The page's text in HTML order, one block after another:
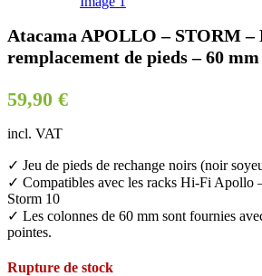
Atacama APOLLO – STORM –
remplacement de pieds – 60
59,90 €
incl. VAT
✓ Jeu de pieds de rechange noirs (noir
✓ Compatibles avec les racks Hi-Fi Apollo
Storm 10
✓ Les colonnes de 60 mm sont fournies
pointes.
Rupture de stock